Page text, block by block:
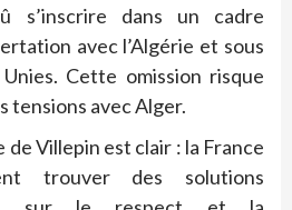
s’inscrire dans un cadre
avec l’Algérie et sous
Cette omission risque
tensions avec Alger.
de Villepin est clair : la France
trouver des solutions